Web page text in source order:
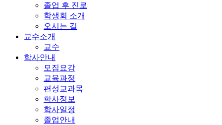
졸업 후 진로
학생회 소개
오시는 길
교수소개
교수
학사안내
모집요강
교육과정
편성교과목
학사정보
학사일정
졸업안내